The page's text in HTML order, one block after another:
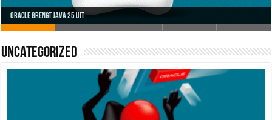
Oracle brengt Java 25 uit
Java 17
Java Magazine 2024 #4
Nieuwe community manager Simon!
J-Fall 2024
Uncategorized